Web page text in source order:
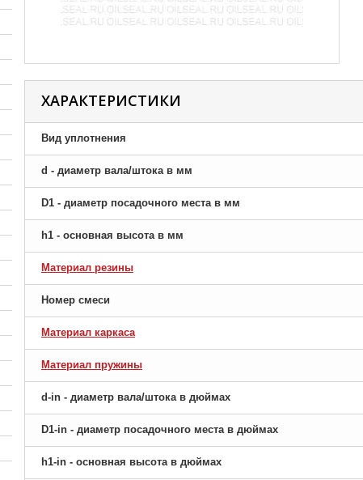
ХАРАКТЕРИСТИКИ
Вид уплотнения
d - диаметр вала/штока в мм
D1 - диаметр посадочного места в мм
h1 - основная высота в мм
Материал резины
Номер смеси
Материал каркаса
Материал пружины
d-in - диаметр вала/штока в дюймах
D1-in - диаметр посадочного места в дюймах
h1-in - основная высота в дюймах